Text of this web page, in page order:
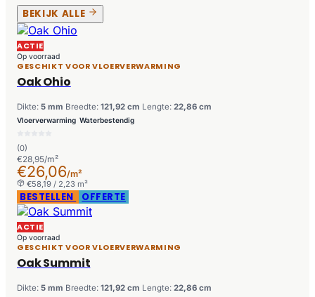
BEKIJK ALLE
ACTIE
Op voorraad
GESCHIKT VOOR VLOERVERWARMING
Oak Ohio
Dikte: 5 mm Breedte: 121,92 cm Lengte: 22,86 cm
Vloerverwarming Waterbestendig
(0)
€28,95/m²
€26,06/m²
€58,19 / 2,23 m²
BESTELLEN OFFERTE
ACTIE
Op voorraad
GESCHIKT VOOR VLOERVERWARMING
Oak Summit
Dikte: 5 mm Breedte: 121,92 cm Lengte: 22,86 cm